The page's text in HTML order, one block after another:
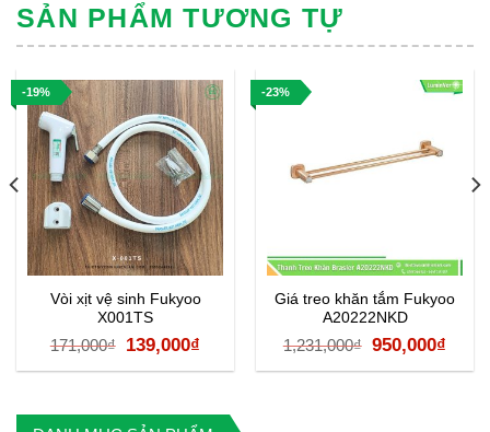
SẢN PHẨM TƯƠNG TỰ
-19%
Vòi xịt vệ sinh Fukyoo
X001TS
171,000₫
Giá
gốc
139,000₫
hiện
-23%
Giá treo khăn tắm Fukyoo
A20222NKD
1,231,000₫ Giá
gốc
950,000₫
hiện